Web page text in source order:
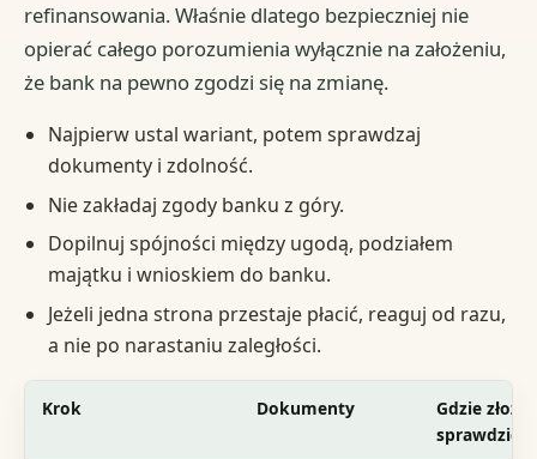
refinansowania. Właśnie dlatego bezpieczniej nie
opierać całego porozumienia wyłącznie na założeniu,
że bank na pewno zgodzi się na zmianę.
Najpierw ustal wariant, potem sprawdzaj
dokumenty i zdolność.
Nie zakładaj zgody banku z góry.
Dopilnuj spójności między ugodą, podziałem
majątku i wnioskiem do banku.
Jeżeli jedna strona przestaje płacić, reaguj od razu,
a nie po narastaniu zaległości.
Krok Dokumenty
Gdzie
sprawdzić